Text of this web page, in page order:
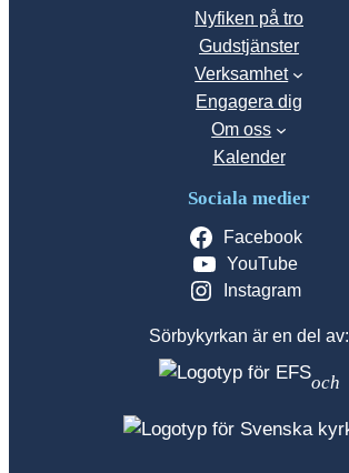
Nyfiken på tro
Gudstjänster
Verksamhet
Engagera dig
Om oss
Kalender
Sociala medier
Facebook
YouTube
Instagram
Sörbykyrkan är en del av:
och